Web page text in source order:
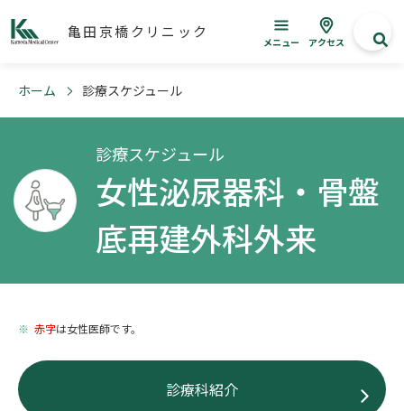
亀田京橋クリニック
メニュー アクセス
ホーム 診療スケジュール
診療スケジュール
女性泌尿器科・骨盤
底再建外科外来
赤字は女性医師です。
診療科紹介